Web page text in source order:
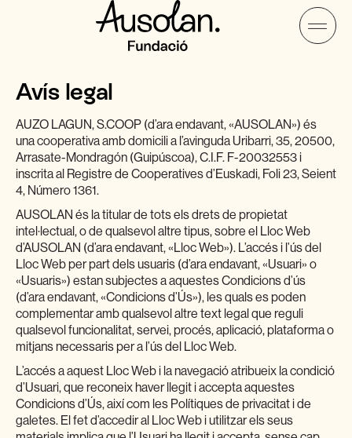
Avís legal
AUZO LAGUN, S.COOP (d’ara endavant, «AUSOLAN») és
una cooperativa amb domicili a l’avinguda Uribarri, 35, 20500,
Arrasate-Mondragón (Guipúscoa), C.I.F. F-20032553 i
inscrita al Registre de Cooperatives d’Euskadi, Foli 23, Seient
4, Número 1361.
AUSOLAN és la titular de tots els drets de propietat
intel·lectual, o de qualsevol altre tipus, sobre el Lloc Web
d’AUSOLAN (d’ara endavant, «Lloc Web»). L’accés i l’ús del
Lloc Web per part dels usuaris (d’ara endavant, «Usuari» o
«Usuaris») estan subjectes a aquestes Condicions d’ús
(d’ara endavant, «Condicions d’Ús»), les quals es poden
complementar amb qualsevol altre text legal que reguli
qualsevol funcionalitat, servei, procés, aplicació, plataforma o
mitjans necessaris per a l’ús del Lloc Web.
L’accés a aquest Lloc Web i la navegació atribueix la condició
d’Usuari, que reconeix haver llegit i accepta aquestes
Condicions d’Ús, així com les Polítiques de privacitat i de
galetes. El fet d’accedir al Lloc Web i utilitzar els seus